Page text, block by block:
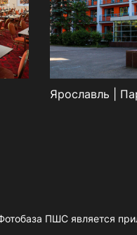
ПШС является